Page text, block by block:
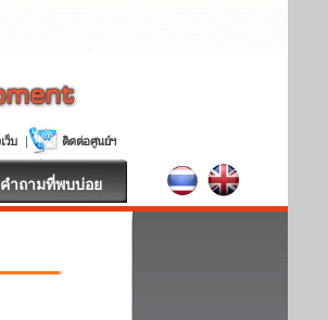
คำถามที่พบบ่อย